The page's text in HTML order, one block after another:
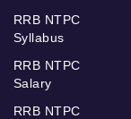
RRB NTPC
Syllabus
RRB NTPC
Salary
RRB NTPC